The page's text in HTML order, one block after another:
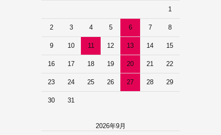
1
2 3 4 5 6 7 8
9 10 11 12 13 14 15
16 17 18 19 20 21 22
23 24 25 26 27 28 29
30 31
2026年9月